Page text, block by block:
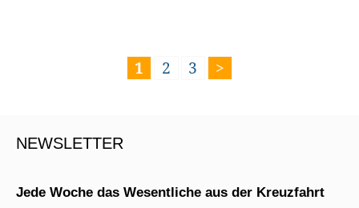
Seite
1 Seite
2 Seite
3 >
NEWSLETTER
Jede Woche das Wesentliche aus der Kreuzfahrt